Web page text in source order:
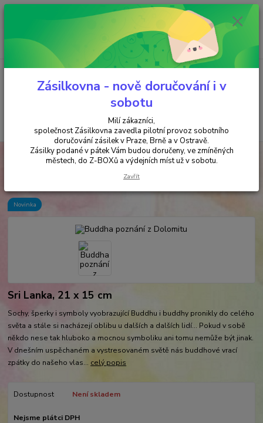
Minimální hodnota objednávky je 200 kč. Při nákupu nad 2000,- Kč je
požadována platba předem na účet.
Menu
+420 737 737 037
(Po-Pá, 9-18 hod.)
za
SOŠKY & DEKORACE Sošky Buddha poznání z Dolomitu
Buddha poznání z Dolomitu
Novinka
Sri Lanka, 21 x 15 cm
Sochy, šperky i symboly vyobrazující Buddhu i buddhy pronikly do celého
světa a stále si nacházejí oblibu u dalších a dalších lidí... Pokud v sobě
někdo nese tak hluboko a mocnou symboliku ani tomu nemůže být jinak.
V dnešním uspěchaném a vystresovaném světě nás buddhové vrací
zpátky do našeho vlas... celý popis
Dostupnost Není skladem
Nejsme plátci DPH
Zásilkovna - nově doručování i v
sobotu
Milí zákazníci,
společnost Zásilkovna zavedla pilotní provoz sobotního
doručování zásilek v Praze, Brně a v Ostravě.
Zásilky podané v pátek Vám budou doručeny, ve zmíněných
městech, do Z-BOXů a výdejních míst už v sobotu.
Zavřít